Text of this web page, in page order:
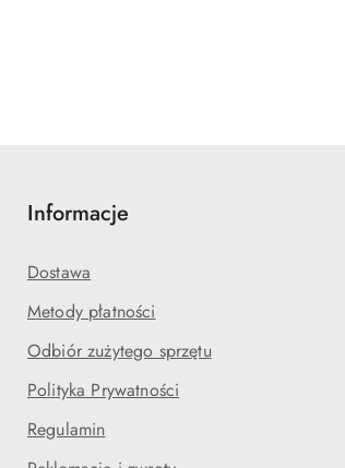
Informacje
Dostawa
Metody płatności
Odbiór zużytego sprzętu
Polityka Prywatności
Regulamin